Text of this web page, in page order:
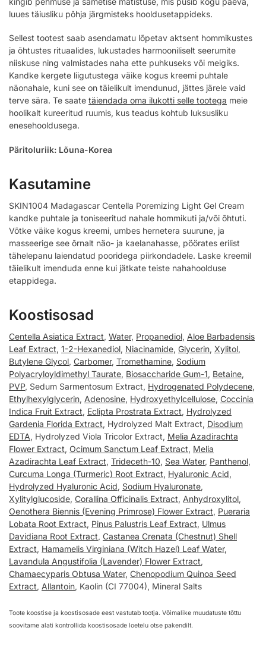
luues täiusliku põhja järgmisteks hooldusetappideks.
Sellest tootest saab asendamatu lõpetav aktsent hommikustes
ja õhtustes rituaalides, lukustades harmooniliselt seerumite
niiskuse ning valmistades naha ette puhkuseks või meigiks.
Kandke kergete liigutustega väike kogus kreemi puhtale
näonahale, kuni see on täielikult imendunud, jättes järele vaid
terve sära. Te saate täiendada oma ilukotti selle tootega meie
hoolikalt kureeritud ruumis, kus teadus kohtub luksusliku
enesehooldusega.
Päritoluriik: Lõuna-Korea
Kasutamine
SKIN1004 Madagascar Centella Poremizing Light Gel Cream
kandke puhtale ja toniseeritud nahale hommikuti ja/või õhtuti.
Võtke väike kogus kreemi, umbes hernetera suurune, ja
masseerige see õrnalt näo- ja kaelanahasse, pöörates erilist
tähelepanu laiendatud pooridega piirkondadele. Laske kreemil
täielikult imenduda enne kui jätkate teiste nahahoolduse
etappidega.
Koostisosad
Centella Asiatica Extract, Water, Propanediol, Aloe Barbadensis
Leaf Extract, 1-2-Hexanediol, Niacinamide, Glycerin, Xylitol,
Butylene Glycol, Carbomer, Tromethamine, Sodium
Polyacryloyldimethyl Taurate, Biosaccharide Gum-1, Betaine,
PVP, Sedum Sarmentosum Extract, Hydrogenated Polydecene,
Ethylhexylglycerin, Adenosine, Hydroxyethylcellulose, Coccinia
Indica Fruit Extract, Eclipta Prostrata Extract, Hydrolyzed
Gardenia Florida Extract, Hydrolyzed Malt Extract, Disodium
EDTA, Hydrolyzed Viola Tricolor Extract, Melia Azadirachta
Flower Extract, Ocimum Sanctum Leaf Extract, Melia
Azadirachta Leaf Extract, Trideceth-10, Sea Water, Panthenol,
Curcuma Longa (Turmeric) Root Extract, Hyaluronic Acid,
Hydrolyzed Hyaluronic Acid, Sodium Hyaluronate,
Xylitylglucoside, Corallina Officinalis Extract, Anhydroxylitol,
Oenothera Biennis (Evening Primrose) Flower Extract, Pueraria
Lobata Root Extract, Pinus Palustris Leaf Extract, Ulmus
Davidiana Root Extract, Castanea Crenata (Chestnut) Shell
Extract, Hamamelis Virginiana (Witch Hazel) Leaf Water,
Lavandula Angustifolia (Lavender) Flower Extract,
Chamaecyparis Obtusa Water, Chenopodium Quinoa Seed
Extract, Allantoin, Kaolin (CI 77004), Mineral Salts
Toote koostise ja koostisosade eest vastutab tootja. Võimalike muudatuste tõttu
soovitame alati kontrollida koostisosade loetelu otse pakendilt.